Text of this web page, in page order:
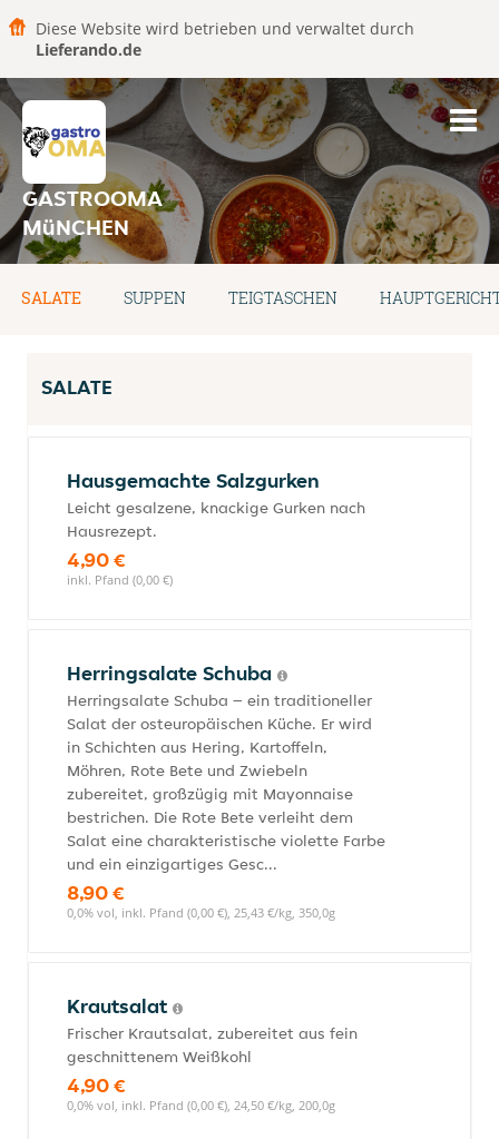
Diese Website wird betrieben und verwaltet durch
Lieferando.de
GASTROOMA
MüNCHEN
SALATE SUPPEN TEIGTASCHEN
SALATE
Hausgemachte Salzgurken
Leicht gesalzene, knackige Gurken nach
Hausrezept.
4,90 €
inkl. Pfand (0,00 €)
Herringsalate Schuba
Herringsalate Schuba – ein traditioneller
Salat der osteuropäischen Küche. Er wird
in Schichten aus Hering, Kartoffeln,
Möhren, Rote Bete und Zwiebeln
zubereitet, großzügig mit Mayonnaise
bestrichen. Die Rote Bete verleiht dem
Salat eine charakteristische violette Farbe
und ein einzigartiges Gesc...
8,90 €
0,0% vol, inkl. Pfand (0,00 €), 25,43 €/kg, 350,0g
Krautsalat
Frischer Krautsalat, zubereitet aus fein
geschnittenem Weißkohl
4,90 €
0,0% vol, inkl. Pfand (0,00 €), 24,50 €/kg, 200,0g